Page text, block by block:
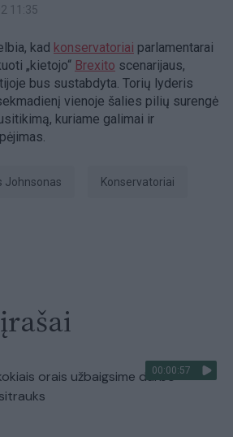
11:35
kad konservatoriai parlamentarai
„kietojo“ Brexito scenarijaus,
bus sustabdyta. Torių lyderis
vienoje šalies pilių surengė
kuriame galimai ir
Johnsonas Konservatoriai
00:00:57
orais užbaigsime darbo